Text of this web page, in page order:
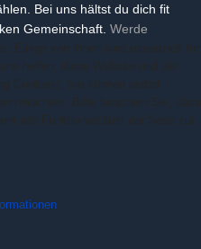
Bei uns hältst du dich fit
Gemeinschaft. Werde
Einige von ihnen sind essenziell für
möchten. Bitte beachten Sie, dass